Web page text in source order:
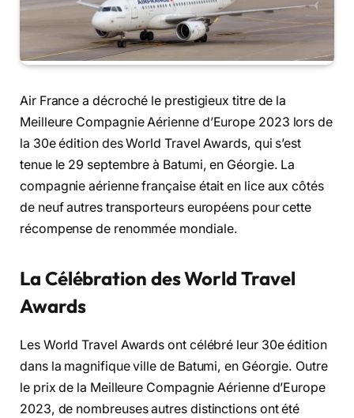
Air France a décroché le prestigieux titre de la
Meilleure Compagnie Aérienne d’Europe 2023 lors de
la 30e édition des World Travel Awards, qui s’est
tenue le 29 septembre à Batumi, en Géorgie. La
compagnie aérienne française était en lice aux côtés
de neuf autres transporteurs européens pour cette
récompense de renommée mondiale.
La Célébration des World Travel
Awards
Les World Travel Awards ont célébré leur 30e édition
dans la magnifique ville de Batumi, en Géorgie. Outre
le prix de la Meilleure Compagnie Aérienne d’Europe
2023, de nombreuses autres distinctions ont été